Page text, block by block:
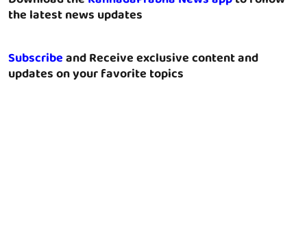
the latest news updates
Subscribeand Receive exclusive content and
updates on your favorite topics